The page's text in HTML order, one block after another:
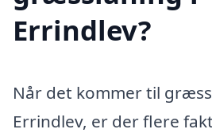
Errindlev?
Når det kommer til
Errindlev, er der flere